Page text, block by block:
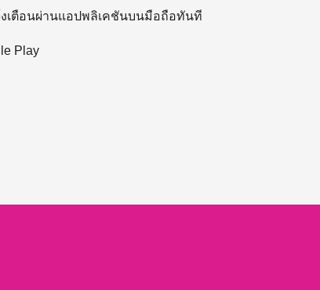
เตือนผ่านแอปพลิเคชันบนมือถือทันที
Play